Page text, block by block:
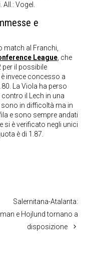
All.: Vogel.
e
match al Franchi,
League, che
per il possibile
invece concesso a
La Viola ha perso
il Lech in una
sono in difficoltà ma in
e sono sempre andati
si è verificato negli unici
è di 1.87.
Salernitana-Atalanta:
e Hojlund tornano a
disposizione